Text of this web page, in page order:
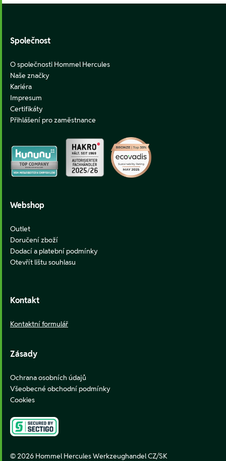
Footer
Společnost
O společnosti Hommel Hercules
Naše značky
Kariéra
Impresum
Certifikáty
Přihlášení pro zaměstnance
Webshop
Outlet
Doručení zboží
Dodací a platební podmínky
Otevřít lištu souhlasu
Kontakt
Kontaktní formulář
Zásady
Ochrana osobních údajů
Všeobecné obchodní podmínky
Cookies
© 2026 Hommel Hercules Werkzeughandel CZ/SK